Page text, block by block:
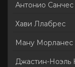
Антонио Санчес
Хави Ллабрес
Ману Морланес
Джастин-Ноэль